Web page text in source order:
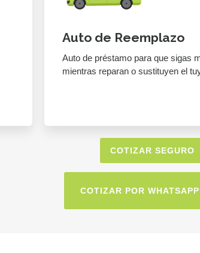
Auto de Reemplazo
Auto de préstamo para que sigas
mientras reparan o sustituyen el
COTIZAR SEGURO
COTIZAR POR WHATSAPP